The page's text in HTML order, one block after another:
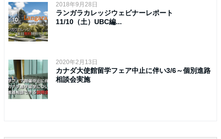
2018年9月28日
ランガラカレッジウェビナーレポート
11/10（土）UBC編...
2020年2月13日
カナダ大使館留学フェア中止に伴い3/6～個別進路
相談会実施